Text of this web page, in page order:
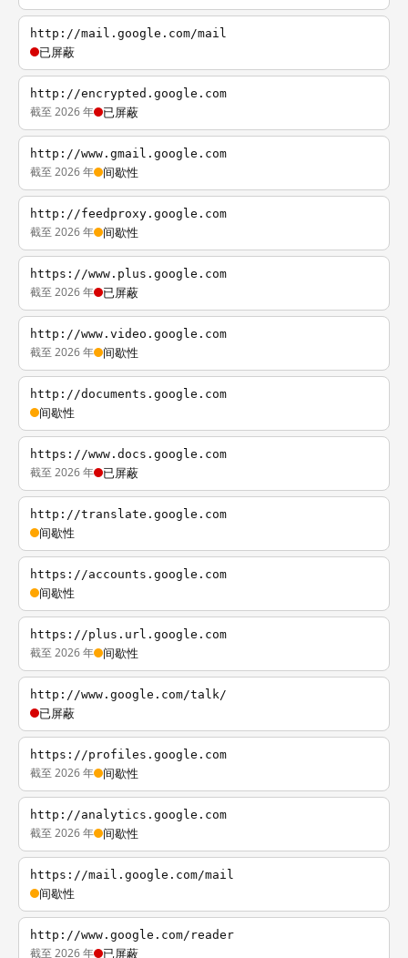
http://mail.google.com/mail
已屏蔽
http://encrypted.google.com
截至 2026 年 已屏蔽
http://www.gmail.google.com
截至 2026 年 间歇性
http://feedproxy.google.com
截至 2026 年 间歇性
https://www.plus.google.com
截至 2026 年 已屏蔽
http://www.video.google.com
截至 2026 年 间歇性
http://documents.google.com
间歇性
https://www.docs.google.com
截至 2026 年 已屏蔽
http://translate.google.com
间歇性
https://accounts.google.com
间歇性
https://plus.url.google.com
截至 2026 年 间歇性
http://www.google.com/talk/
已屏蔽
https://profiles.google.com
截至 2026 年 间歇性
http://analytics.google.com
截至 2026 年 间歇性
https://mail.google.com/mail
间歇性
http://www.google.com/reader
截至 2026 年 已屏蔽